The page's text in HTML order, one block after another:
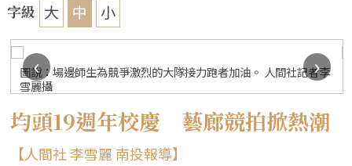
字級 大 中 小
圖說：場邊師生為競爭激烈的大隊接力跑者加油。 人間社記者李
雪麗攝
‹
›
均頭19週年校慶 藝廊競拍掀熱潮
【人間社 李雪麗 南投報導】